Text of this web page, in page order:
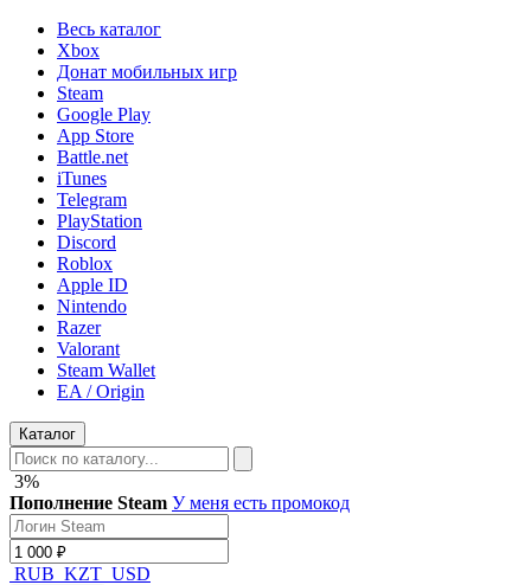
Весь каталог
Xbox
Донат мобильных игр
Steam
Google Play
App Store
Battle.net
iTunes
Telegram
PlayStation
Discord
Roblox
Apple ID
Nintendo
Razer
Valorant
Steam Wallet
EA / Origin
Каталог
3%
Пополнение Steam У меня есть промокод
RUB KZT USD